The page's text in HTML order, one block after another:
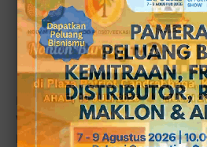
jadi Walikota Bekasi seperti
Kandidat Cawalkot Depok
DKI Jakarta
Pendaftaran Penjaring Bakal
Walikoya Bekasi bertempat
Kota Bekasi, Ruko Sentra Niaga